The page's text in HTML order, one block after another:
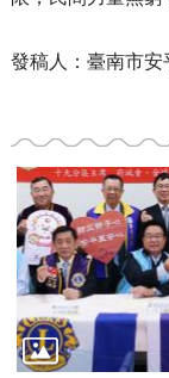
發稿人：臺南市